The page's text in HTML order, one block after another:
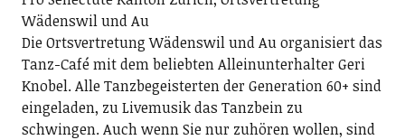
Wädenswil und Au
Die Ortsvertretung Wädenswil und Au organisiert das
Tanz-Café mit dem beliebten Alleinunterhalter Geri
Knobel. Alle Tanzbegeisterten der Generation 60+ sind
eingeladen, zu Livemusik das Tanzbein zu
schwingen. Auch wenn Sie nur zuhören wollen, sind